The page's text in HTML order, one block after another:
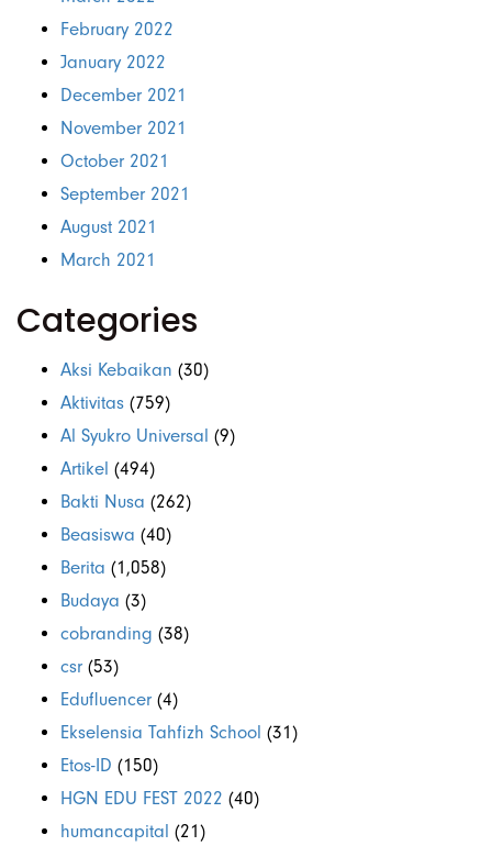
February 2022
January 2022
December 2021
November 2021
October 2021
September 2021
August 2021
March 2021
Categories
Aksi Kebaikan (30)
Aktivitas (759)
Al Syukro Universal (9)
Artikel (494)
Bakti Nusa (262)
Beasiswa (40)
Berita (1,058)
Budaya (3)
cobranding (38)
csr (53)
Edufluencer (4)
Ekselensia Tahfizh School (31)
Etos-ID (150)
HGN EDU FEST 2022 (40)
humancapital (21)